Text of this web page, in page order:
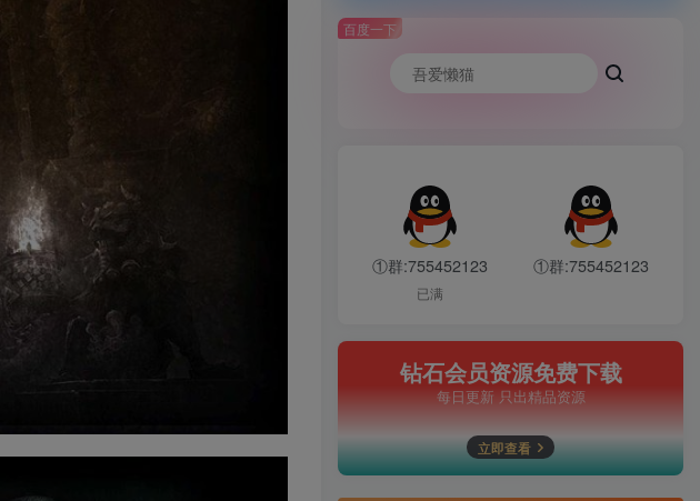
百度一下
①群:755452123
已满
①群:755452123
钻石会员资源免费下载
每日更新 只出精品资源
立即查看